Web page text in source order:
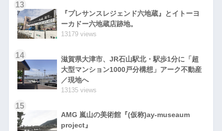
13
『プレサンスレジェンド六地蔵』とイトーヨ
ーカドー六地蔵店跡地。
13179 views
14
滋賀県大津市、JR石山駅北・駅歩1分に「超
大型マンション1000戸分構想」アーク不動産
／現地へ
13135 views
15
AMG 嵐山の美術館『(仮称)ay-museaum
project』